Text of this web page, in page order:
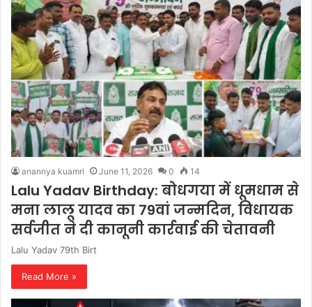
anannya kuamri June 11, 2026 0 14
Lalu Yadav Birthday: बोधगया में धूमधाम से
मना लालू यादव का 79वां जन्मदिन, विधायक
सर्वजीत ने दी कानूनी कार्रवाई की चेतावनी
Lalu Yadav 79th Birt
Read More »